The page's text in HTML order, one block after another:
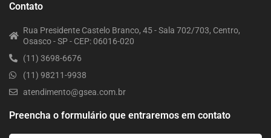
Contato
Rua Presidente Castelo Branco, 45 - Sala 702/703, Centro,
Osasco - SP - CEP: 06016-020
(11) 3698-6676
(11) 98211-9938
atendimento@gsea.com.br
Preencha o formulário que entraremos em contato